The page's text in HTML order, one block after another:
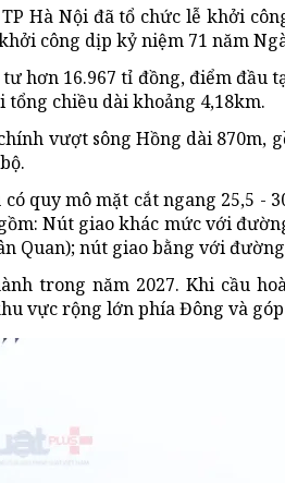
TP Hà Nội đã tổ chức lễ khởi
công dịp kỷ niệm 71 năm
hơn 16.967 tỉ đồng, điểm
tổng chiều dài khoảng 4,18km.
vượt sông Hồng dài 870m,
quy mô mặt cắt ngang 25,5 -
Nút giao khác mức với
Quan); nút giao bằng với
trong năm 2027. Khi cầu
vực rộng lớn phía Đông và